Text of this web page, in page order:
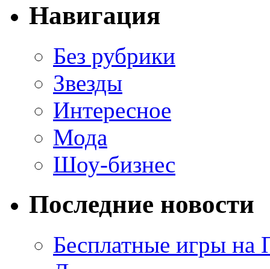
Навигация
Без рубрики
Звезды
Интересное
Мода
Шоу-бизнес
Последние новости
Бесплатные игры на